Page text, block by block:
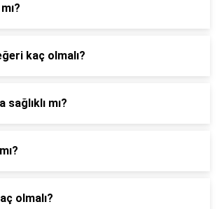
kaç olmalı?
mı?
olmalı?